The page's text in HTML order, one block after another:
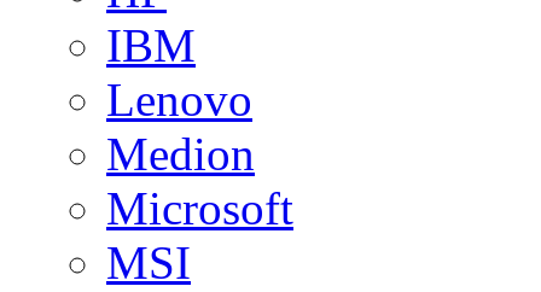
IBM
Lenovo
Medion
Microsoft
MSI